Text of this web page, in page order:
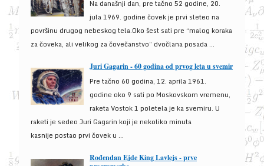
Na današnji dan, pre tačno 52 godine, 20.
jula 1969. godine čovek je prvi sleteo na
površinu drugog nebeskog tela.Oko šest sati pre “malog koraka
za čoveka, ali velikog za čovečanstvo” dvočlana posada ...
Juri Gagarin - 60 godina od prvog leta u svemir
Pre tačno 60 godina, 12. aprila 1961.
godine oko 9 sati po Moskovskom vremenu,
raketa Vostok 1 poletela je ka svemiru. U
raketi je sedeo Juri Gagarin koji je nekoliko minuta
kasnije postao prvi čovek u ...
Rođendan Ejde King Lavlejs - prve